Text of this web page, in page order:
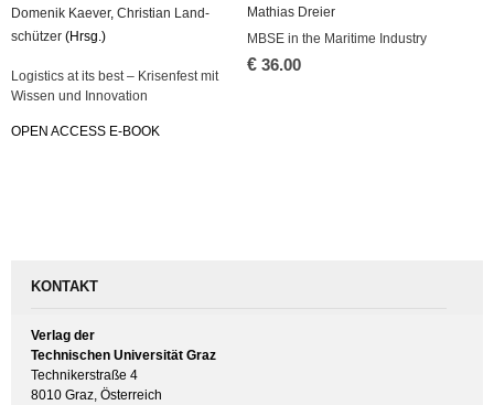
Do­me­nik Kae­ver, Chris­ti­an Land­
schüt­zer (Hrsg.)
Lo­gis­tics at its best – Kri­sen­fest mit
Wis­sen und In­no­va­ti­on
OPEN AC­CESS E-BOOK
Ma­thi­as Drei­er
MBSE in the Ma­ri­ti­me In­dus­try
€ 36.00
KONTAKT
Verlag der
Technischen Universität Graz
Technikerstraße 4
8010 Graz, Österreich